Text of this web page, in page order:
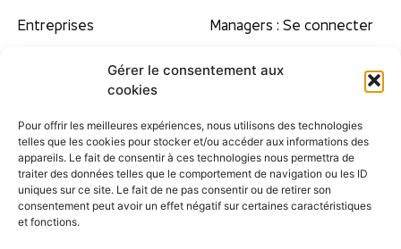
Gérer le consentement aux
cookies
Pour offrir les meilleures expériences, nous utilisons des technologies
telles que les cookies pour stocker et/ou accéder aux informations des
appareils. Le fait de consentir à ces technologies nous permettra de
traiter des données telles que le comportement de navigation ou les ID
uniques sur ce site. Le fait de ne pas consentir ou de retirer son
consentement peut avoir un effet négatif sur certaines caractéristiques
et fonctions.
Entreprises
Nos convictions
Contact
F.A.Q
Plan du site
Managers : Se connecter